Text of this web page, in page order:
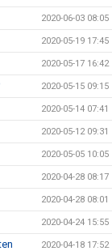
2020-06-03 08:05
2020-05-19 17:45
2020-05-17 16:42
2020-05-15 09:15
2020-05-14 07:41
2020-05-12 09:31
2020-05-05 10:05
2020-04-28 08:17
2020-04-28 08:01
2020-04-24 15:55
2020-04-18 17:52